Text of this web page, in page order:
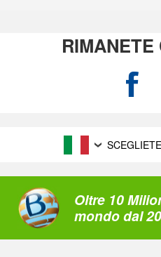
RIMANETE
Oltre 10
mondo dal